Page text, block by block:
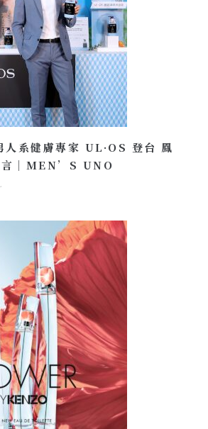
人系健膚專家 UL·OS 登台 鳳
言｜MEN’S UNO